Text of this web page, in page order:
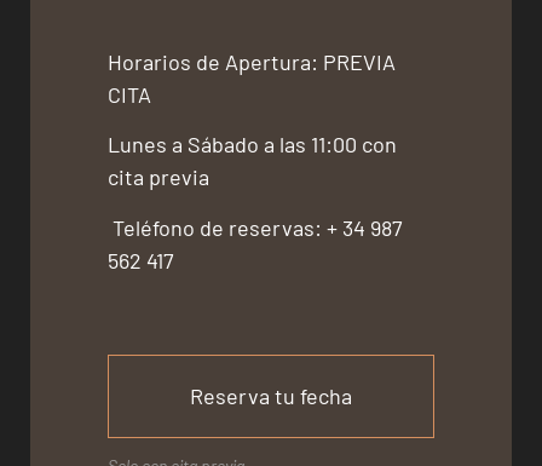
Horarios de Apertura: PREVIA
CITA
Lunes a Sábado a las 11:00 con
cita previa
Teléfono de reservas: + 34 987
562 417
Reserva tu fecha